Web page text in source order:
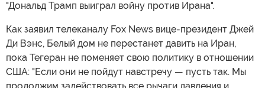
"Дональд Трамп выиграл войну против Ирана".
Как заявил телеканалу Fox News вице-президент Джей
Ди Вэнс, Белый дом не перестанет давить на Иран,
пока Тегеран не поменяет свою политику в отношении
США: "Если они не пойдут навстречу — пусть так. Мы